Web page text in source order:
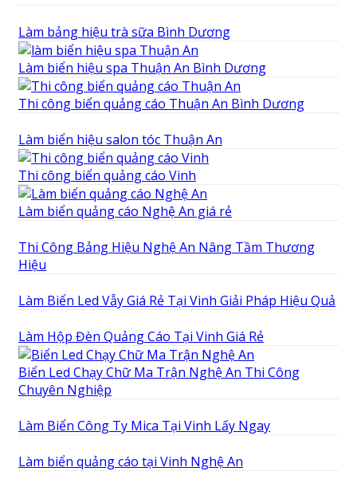
Làm bảng hiệu trà sữa Bình Dương
Làm biển hiệu spa Thuận An Bình Dương
Thi công biển quảng cáo Thuận An Bình Dương
Làm biển hiệu salon tóc Thuận An
Thi công biển quảng cáo Vinh
Làm biển quảng cáo Nghệ An giá rẻ
Thi Công Bảng Hiệu Nghệ An Nâng Tầm Thương
Hiệu
Làm Biển Led Vẫy Giá Rẻ Tại Vinh Giải Pháp Hiệu Quả
Làm Hộp Đèn Quảng Cáo Tại Vinh Giá Rẻ
Biển Led Chạy Chữ Ma Trận Nghệ An Thi Công
Chuyên Nghiệp
Làm Biển Công Ty Mica Tại Vinh Lấy Ngay
Làm biển quảng cáo tại Vinh Nghệ An